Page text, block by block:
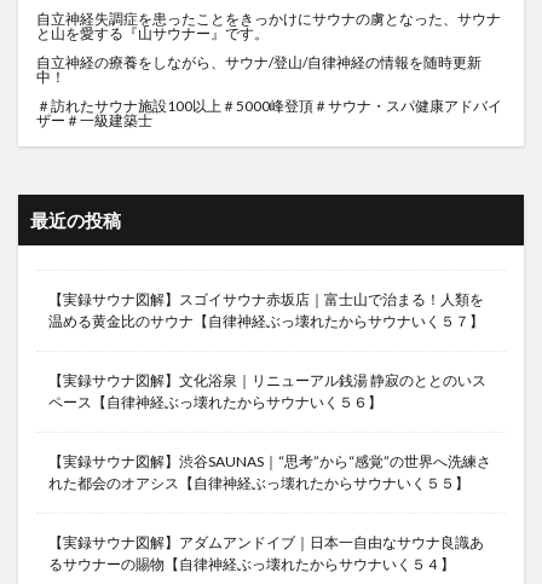
自立神経失調症を患ったことをきっかけにサウナの虜となった、サウナ
と山を愛する『山サウナー』です。
自立神経の療養をしながら、サウナ/登山/自律神経の情報を随時更新
中！
＃訪れたサウナ施設100以上＃5000峰登頂＃サウナ・スパ健康アドバイ
ザー＃一級建築士
最近の投稿
【実録サウナ図解】スゴイサウナ赤坂店｜富士山で治まる！人類を
温める黄金比のサウナ【自律神経ぶっ壊れたからサウナいく５７】
【実録サウナ図解】文化浴泉｜リニューアル銭湯 静寂のととのいス
ペース【自律神経ぶっ壊れたからサウナいく５６】
【実録サウナ図解】渋谷SAUNAS｜“思考”から“感覚”の世界へ洗練さ
れた都会のオアシス【自律神経ぶっ壊れたからサウナいく５５】
【実録サウナ図解】アダムアンドイブ｜日本一自由なサウナ良識あ
るサウナーの賜物【自律神経ぶっ壊れたからサウナいく５４】